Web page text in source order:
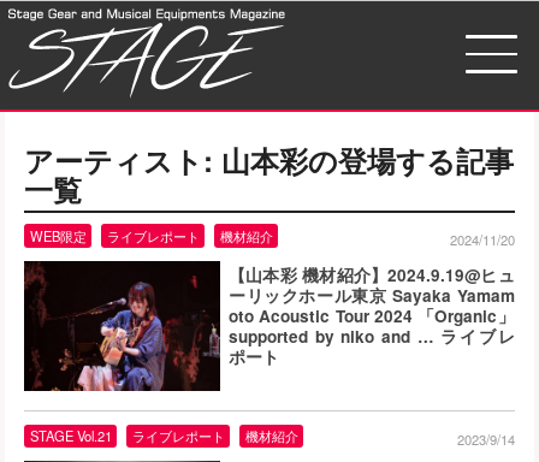
アーティスト: 山本彩の登場する記事
一覧
【山本彩 機材紹介】2024.9.19@ヒュ
ーリックホール東京 Sayaka Yamam
oto Acoustic Tour 2024 「Organic」
supported by niko and … ライブレ
ポート
WEB限定 ライブレポート 機材紹介 2024/11/20
STAGE Vol.21 ライブレポート 機材紹介 2023/9/14